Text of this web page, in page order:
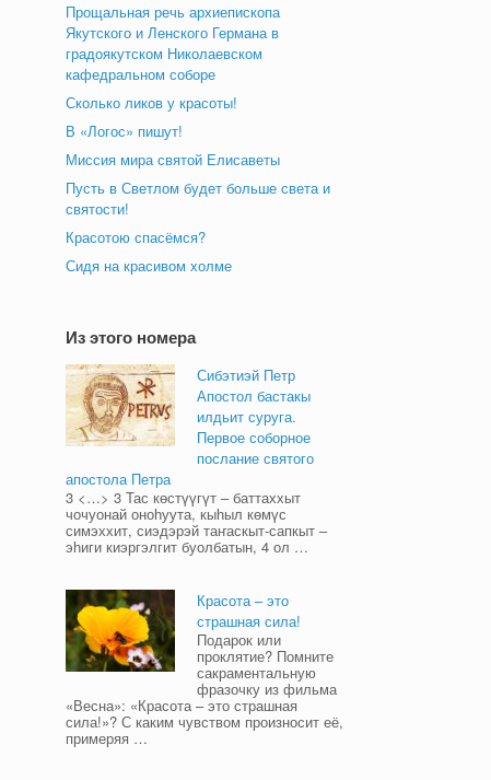
Прощальная речь архиепископа
Якутского и Ленского Германа в
градоякутском Николаевском
кафедральном соборе
Сколько ликов у красоты!
В «Логос» пишут!
Миссия мира святой Елисаветы
Пусть в Светлом будет больше света и
святости!
Красотою спасёмся?
Сидя на красивом холме
Из этого номера
Сибэтиэй Петр
Апостол бастакы
илдьит суруга.
Первое соборное
послание святого
апостола Петра
3 <…> 3 Тас көстүүгүт – баттаххыт
чочуонай оноһуута, кыһыл көмүс
симэххит, сиэдэрэй таҥаскыт-сапкыт –
эһиги киэргэлгит буолбатын, 4 ол …
Красота – это
страшная сила!
Подарок или
проклятие? Помните
сакраментальную
фразочку из фильма
«Весна»: «Красота – это страшная
сила!»? С каким чувством произносит её,
примеряя …